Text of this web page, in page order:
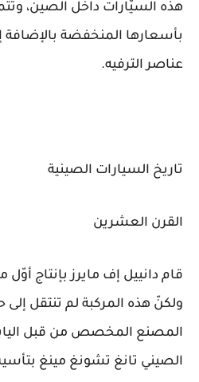
هذه السيّارات داخل الصين،
بأسعارها المنخفضة بالإضافة
عناصر الترفيه.
تاريخ السيارات الصينية
القرن العشرين
ولكنّ هذه المركبة لم تنتقل إلى
المصنع المخصص من قبل
الصيني تانغ تشونغ مينغ